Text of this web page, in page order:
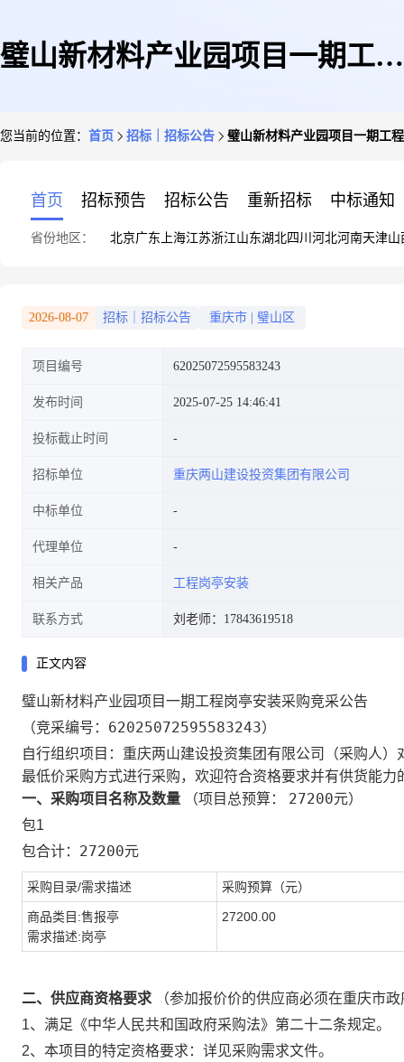
璧山新材料产业园项目一期工程
您当前的位置： 首页 招标｜招标公告 璧山新材料产业园项目一期工
首页 招标预告 招标公告 重新招标 中标通知
省份地区： 北京广东 上海江苏浙江山东湖北四川 河北河南天津山
2026-08-07 招标｜招标公告 重庆市 璧山区
项目编号 62025072595583243
发布时间 2025-07-25 14:46:41
投标截止时间
招标单位 重庆两山建设投资集团有限公司
中标单位
代理单位
相关产品 工程岗亭安装
联系方式 刘老师：17843619518
正文内容
璧山新材料产业园项目一期工程岗亭安装采购竞采公告
（竞采编号： 62025072595583243）
自行组织项目： 重庆两山建设投资集团有限公司 （采购人）
最低价采购方式进行采购，欢迎符合资格要求并有供货能力
一、采购项目名称及数量
（项目总预算： 27200元）
包1
包合计： 27200元
采购目录/需求描述 采购预算（元）
商品类目:售报亭
需求描述:岗亭
27200.00
二、供应商资格要求
（参加报价价的供应商必须在重庆市
1、满足《中华人民共和国政府采购法》第二十二条规定。
2、本项目的特定资格要求：详见采购需求文件。